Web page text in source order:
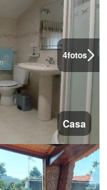
4fotos
Casa